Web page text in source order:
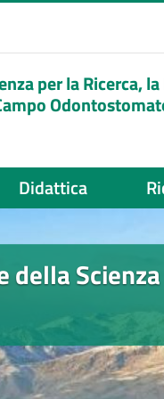
per la Ricerca,
Didattica
della